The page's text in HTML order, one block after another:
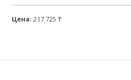
Цена: 217 725 ₸